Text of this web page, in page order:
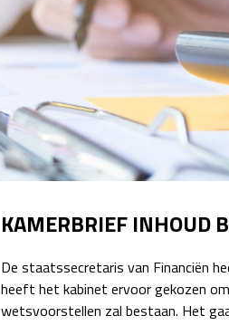
KAMERBRIEF INHOUD
De staatssecretaris van Financiën
heeft het kabinet ervoor gekozen
wetsvoorstellen zal bestaan. Het